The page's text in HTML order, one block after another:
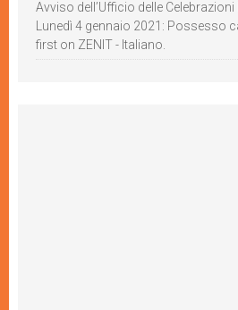
Avviso dell’Ufficio delle
Lunedì 4 gennaio 2021: Possesso
first on ZENIT - Italiano.